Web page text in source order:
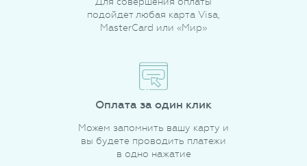
подойдет любая карта Visa,
MasterCard или «Мир»
Оплата за один клик
Можем запомнить вашу карту и
вы будете проводить платежи
в одно нажатие